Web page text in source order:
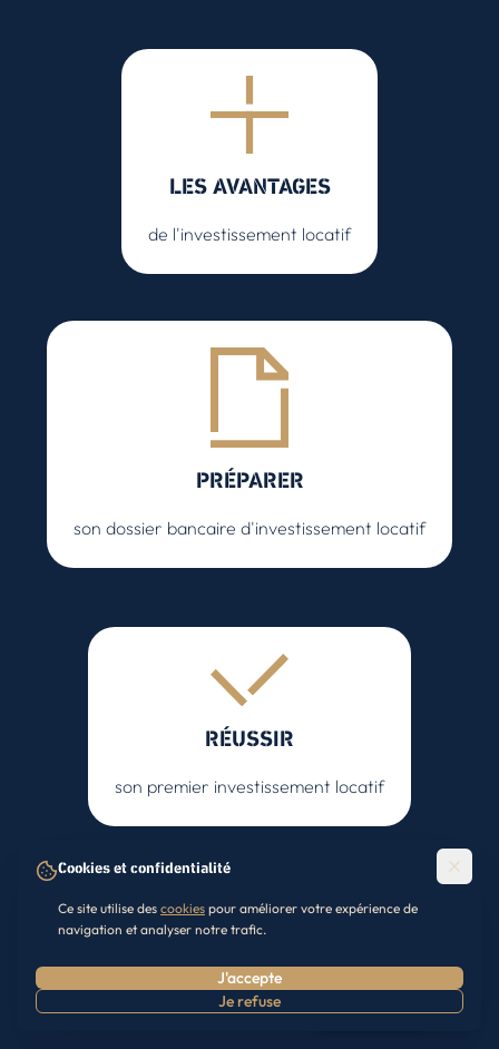
Prendre RDV
LES AVANTAGES
de l'investissement locatif
PRÉPARER
son dossier bancaire d'investissement locatif
RÉUSSIR
son premier investissement locatif
Télécharger le Guide (Offert)
Cookies et confidentialité
Ce site utilise des cookies pour améliorer votre expérience de
navigation et analyser notre trafic.
J'accepte
Je refuse